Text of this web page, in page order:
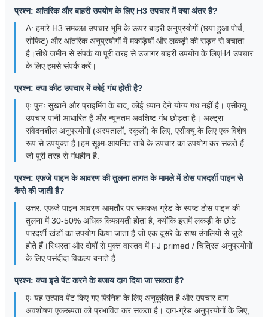
प्रश्न: आंतरिक और बाहरी उपयोग के लिए H3 उपचार में क्या अंतर है?
A: हमारे H3 समकक्ष उपचार भूमि के ऊपर बाहरी अनुप्रयोगों (छपा हुआ पोर्च,
सोफिट) और आंतरिक अनुप्रयोगों में मकड़ियों और लकड़ी की सड़न से बचाता
है।सीधे जमीन से संपर्क या पूरी तरह से उजागर बाहरी उपयोग के लिएH4 उपचार
के लिए हमसे संपर्क करें।
प्रश्न: क्या कीट उपचार में कोई गंध होती है?
एः पुनः सुखाने और प्राइमिंग के बाद, कोई ध्यान देने योग्य गंध नहीं है। एसीक्यू
उपचार पानी आधारित है और न्यूनतम अवशिष्ट गंध छोड़ता है। अल्ट्रा
संवेदनशील अनुप्रयोगों (अस्पतालों, स्कूलों) के लिए, एसीक्यू के लिए एक विशेष
रूप से उपयुक्त है।हम सूक्ष्म-आयनित तांबे के उपचार का उपयोग कर सकते हैं
जो पूरी तरह से गंधहीन है.
प्रश्न: एफजे पाइन के आवरण की तुलना लागत के मामले में ठोस पारदर्शी पाइन से
कैसे की जाती है?
उत्तर: एफजे पाइन आवरण आमतौर पर समकक्ष ग्रेड के स्पष्ट ठोस पाइन की
तुलना में 30-50% अधिक किफायती होता है, क्योंकि इसमें लकड़ी के छोटे
पारदर्शी खंडों का उपयोग किया जाता है जो एक दूसरे के साथ उंगलियों से जुड़े
होते हैं।स्थिरता और दोषों से मुक्त वास्तव में FJ primed / चित्रित अनुप्रयोगों
के लिए पसंदीदा विकल्प बनाते हैं.
प्रश्न: क्या इसे पेंट करने के बजाय दाग दिया जा सकता है?
एः यह उत्पाद पेंट किए गए फिनिश के लिए अनुकूलित है और उपचार दाग
अवशोषण एकरूपता को प्रभावित कर सकता है। दाग-ग्रेड अनुप्रयोगों के लिए,